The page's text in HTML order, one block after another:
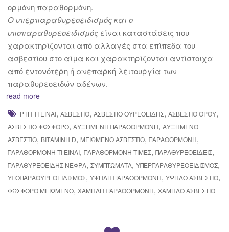
ορμόνη παραθορμόνη.
Ο υπερπαραθυρεοειδισμός και ο
υποπαραθυρεοειδισμός είναι καταστάσεις που
χαρακτηρίζονται από αλλαγές στα επίπεδα του
ασβεστίου στο αίμα και χαρακτηρίζονται αντίστοιχα
από εντονότερη ή ανεπαρκή λειτουργία των
παραθυρεοειδών αδένων.
read more
PTH ΤΙ ΕΊΝΑΙ, ΑΣΒΈΣΤΙΟ, ΑΣΒΕΣΤΙΟ ΘΥΡΕΟΕΙΔΉΣ, ΑΣΒΈΣΤΙΟ ΟΡΟΎ,
ΑΣΒΈΣΤΙΟ ΦΏΣΦΟΡΟ, ΑΥΞΗΜΈΝΗ ΠΑΡΑΘΟΡΜΌΝΗ, ΑΥΞΗΜΈΝΟ
ΑΣΒΈΣΤΙΟ, ΒΙΤΑΜΊΝΗ D, ΜΕΙΩΜΈΝΟ ΑΣΒΈΣΤΙΟ, ΠΑΡΑΘΟΡΜΌΝΗ,
ΠΑΡΑΘΟΡΜΌΝΗ ΤΙ ΕΊΝΑΙ, ΠΑΡΑΘΟΡΜΌΝΗ ΤΙΜΈΣ, ΠΑΡΑΘΥΡΕΟΕΙΔΕΊΣ,
ΠΑΡΑΘΥΡΕΟΕΙΔΉΣ ΝΕΦΡΆ, ΣΥΜΠΤΏΜΑΤΑ, ΥΠΕΡΠΑΡΑΘΥΡΕΟΕΙΔΙΣΜΌΣ,
ΥΠΟΠΑΡΑΘΥΡΕΟΕΙΔΙΣΜΌΣ, ΥΨΗΛΉ ΠΑΡΑΘΟΡΜΌΝΗ, ΥΨΗΛΌ ΑΣΒΈΣΤΙΟ,
ΦΏΣΦΟΡΟ ΜΕΙΩΜΈΝΟ, ΧΑΜΗΛΉ ΠΑΡΑΘΟΡΜΌΝΗ, ΧΑΜΗΛΌ ΑΣΒΈΣΤΙΟ